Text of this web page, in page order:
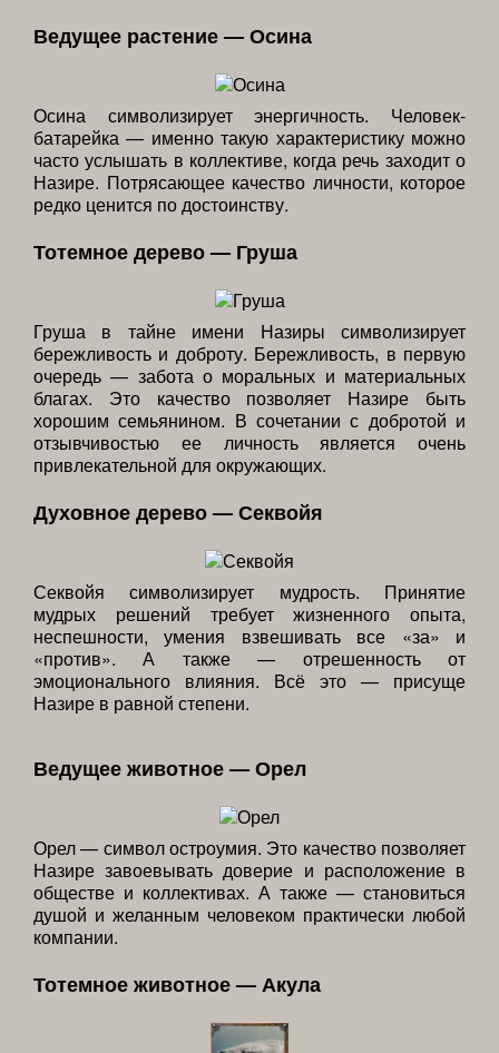
Ведущее растение — Осина
Осина символизирует энергичность. Человек-
батарейка — именно такую характеристику можно
часто услышать в коллективе, когда речь заходит о
Назире. Потрясающее качество личности, которое
редко ценится по достоинству.
Тотемное дерево — Груша
Груша в тайне имени Назиры символизирует
бережливость и доброту. Бережливость, в первую
очередь — забота о моральных и материальных
благах. Это качество позволяет Назире быть
хорошим семьянином. В сочетании с добротой и
отзывчивостью ее личность является очень
привлекательной для окружающих.
Духовное дерево — Секвойя
Секвойя символизирует мудрость. Принятие
мудрых решений требует жизненного опыта,
неспешности, умения взвешивать все «за» и
«против». А также — отрешенность от
эмоционального влияния. Всё это — присуще
Назире в равной степени.
Ведущее животное — Орел
Орел — символ остроумия. Это качество позволяет
Назире завоевывать доверие и расположение в
обществе и коллективах. А также — становиться
душой и желанным человеком практически любой
компании.
Тотемное животное — Акула